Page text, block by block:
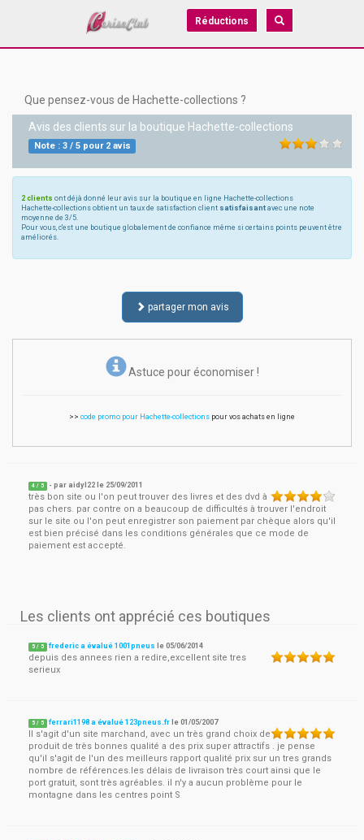
Réductions
Que pensez-vous de Hachette-collections ?
Avis des clients sur la boutique Hachette-collections
Note : 3/ 5pour 2avis
2 clients ont déjà donné leur avis sur la boutique en ligne Hachette-collections
Hachette-collections obtient un taux de satisfaction client satisfaisant avec une note
moyenne de 3/5.
Pour vous, c'est une boutique globalement de confiance même si certains points peuvent être
améliorés.
partager mon avis
Astuce pour économiser !
>> code promo pour Hachette-collections pour vos achats en ligne
4 / 5 - par aidyl22 le 25/09/2011
très bon site ou l'on peut trouver des livres et des dvd à
pas chers. par contre on a beaucoup de difficultés à trouver l'endroit
sur le site ou l'on peut enregistrer son paiement par chèque alors qu'il
est bien précisé dans les conditions générales que ce mode de
paiement est accepté.
Les clients ont apprécié ces boutiques
5 / 5 frederic a évalué 1001pneus le05/06/2014
depuis des annees rien a redire,excellent site tres
serieux
5 / 5 ferrari1198 a évalué 123pneus.fr le01/05/2007
Il s'agit d'un site marchand, avec un très grand choix de
produit de très bonnes qualité a des prix super attractifs . je pense
qu'il s'agit de l'un des meilleurs rapport qualité prix sur un tres grands
nombre de références.les délais de livraison très court ainsi que le
port gratuit, sont très agréables. il n'y a aucun problème pour le
montagne dans les centres point S